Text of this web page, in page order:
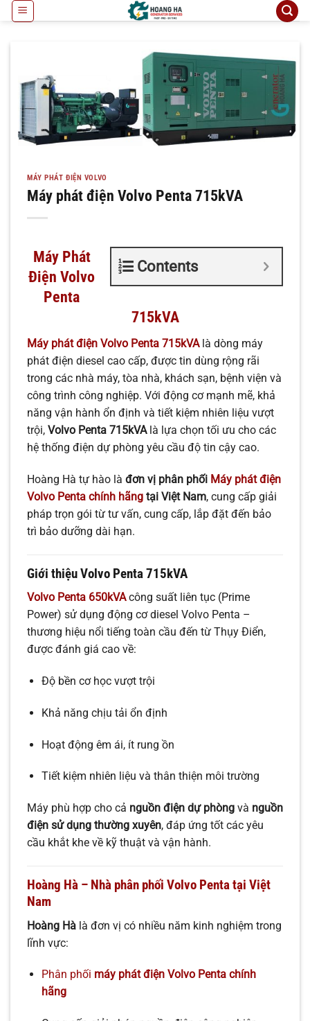
qua
MÁY PHÁT ĐIỆN VOLVO
Máy phát điện Volvo Penta 715kVA
Contents
Máy Phát
Điện Volvo
Penta
715kVA
Máy phát điện Volvo Penta 715kVAlà dòng máy
phát điện diesel cao cấp, được tin dùng rộng rãi
trong các nhà máy, tòa nhà, khách sạn, bệnh viện và
công trình công nghiệp. Với động cơ mạnh mẽ, khả
năng vận hành ổn định và tiết kiệm nhiên liệu vượt
trội, Volvo Penta 715kVAlà lựa chọn tối ưu cho các
hệ thống điện dự phòng yêu cầu độ tin cậy cao.
Hoàng Hà tự hào là đơn vị phân phối Máy phát điện
Volvo Penta chính hãng tại Việt Nam, cung cấp giải
pháp trọn gói từ tư vấn, cung cấp, lắp đặt đến bảo
trì bảo dưỡng dài hạn.
Giới thiệu Volvo Penta 715kVA
Volvo Penta 650kVAcông suất liên tục (Prime
Power) sử dụng động cơ diesel Volvo Penta –
thương hiệu nổi tiếng toàn cầu đến từ Thụy Điển,
được đánh giá cao về:
Độ bền cơ học vượt trội
Khả năng chịu tải ổn định
Hoạt động êm ái, ít rung ồn
Tiết kiệm nhiên liệu và thân thiện môi trường
Máy phù hợp cho cả nguồn điện dự phòng và nguồn
điện sử dụng thường xuyên, đáp ứng tốt các yêu
cầu khắt khe về kỹ thuật và vận hành.
Hoàng Hà – Nhà phân phối Volvo Penta tại Việt
Nam
Hoàng Hà là đơn vị có nhiều năm kinh nghiệm trong
lĩnh vực:
Phân phối máy phát điện Volvo Penta chính
hãng